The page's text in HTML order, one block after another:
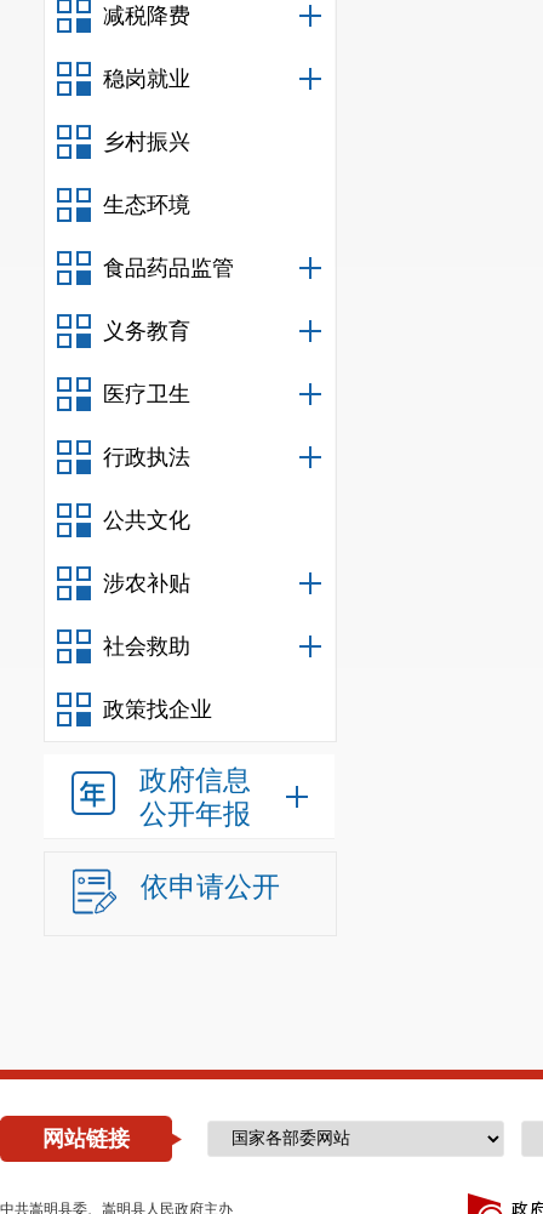
减税降费
稳岗就业
乡村振兴
生态环境
食品药品监管
义务教育
医疗卫生
行政执法
公共文化
涉农补贴
社会救助
政策找企业
政府信息
公开年报
依申请公开
网站链接
中共嵩明县委、嵩明县人民政府主办